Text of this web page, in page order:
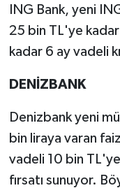
ING Bank, yeni
25 bin TL'ye
kadar 6 ay vadeli
DENİZBANK
Denizbank yeni
bin liraya varan
vadeli 10 bin
fırsatı sunuyor.